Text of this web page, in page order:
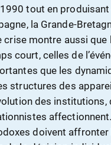
tout en produisant
la Grande-
crise montre aussi que
court, celles de
que les
structures des
des institutions,
doivent affronter